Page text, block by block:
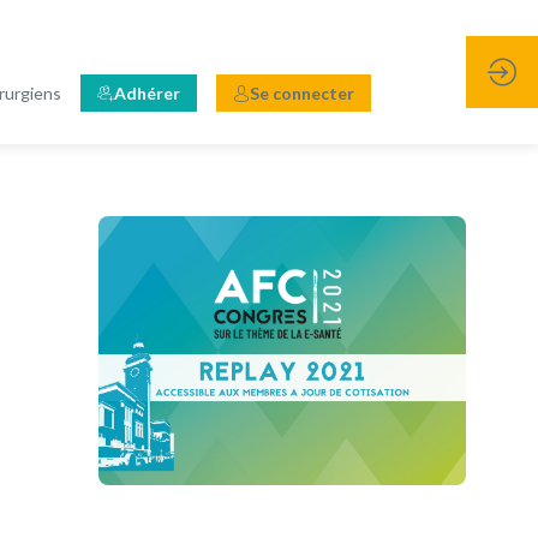
Adhérer Se connecter